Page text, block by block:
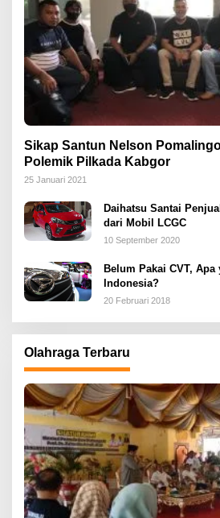
Sikap Santun Nelson
Polemik Pilkada Kabgor
25 Januari 2021
Daihatsu Santai
dari Mobil LCGC
10 September 2020
Belum Pakai CVT,
Indonesia?
20 Februari 2018
Olahraga Terbaru